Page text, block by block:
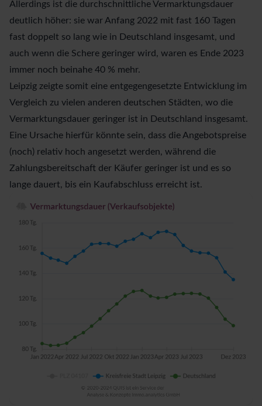
Allerdings ist die durchschnittliche Vermarktungsdauer
deutlich höher: sie war Anfang 2022 mit fast 160 Tagen
fast doppelt so lang wie in Deutschland insgesamt, und
auch wenn die Schere geringer wird, waren es Ende 2023
immer noch beinahe 40 % mehr.
Leipzig zeigte somit eine entgegengesetzte Entwicklung im
Vergleich zu vielen anderen deutschen Städten, wo die
Vermarktungsdauer geringer ist in Deutschland insgesamt.
Eine Ursache hierfür könnte sein, dass die Angebotspreise
(noch) relativ hoch angesetzt werden, während die
Zahlungsbereitschaft der Käufer geringer ist und es so
lange dauert, bis ein Kaufabschluss erreicht ist.